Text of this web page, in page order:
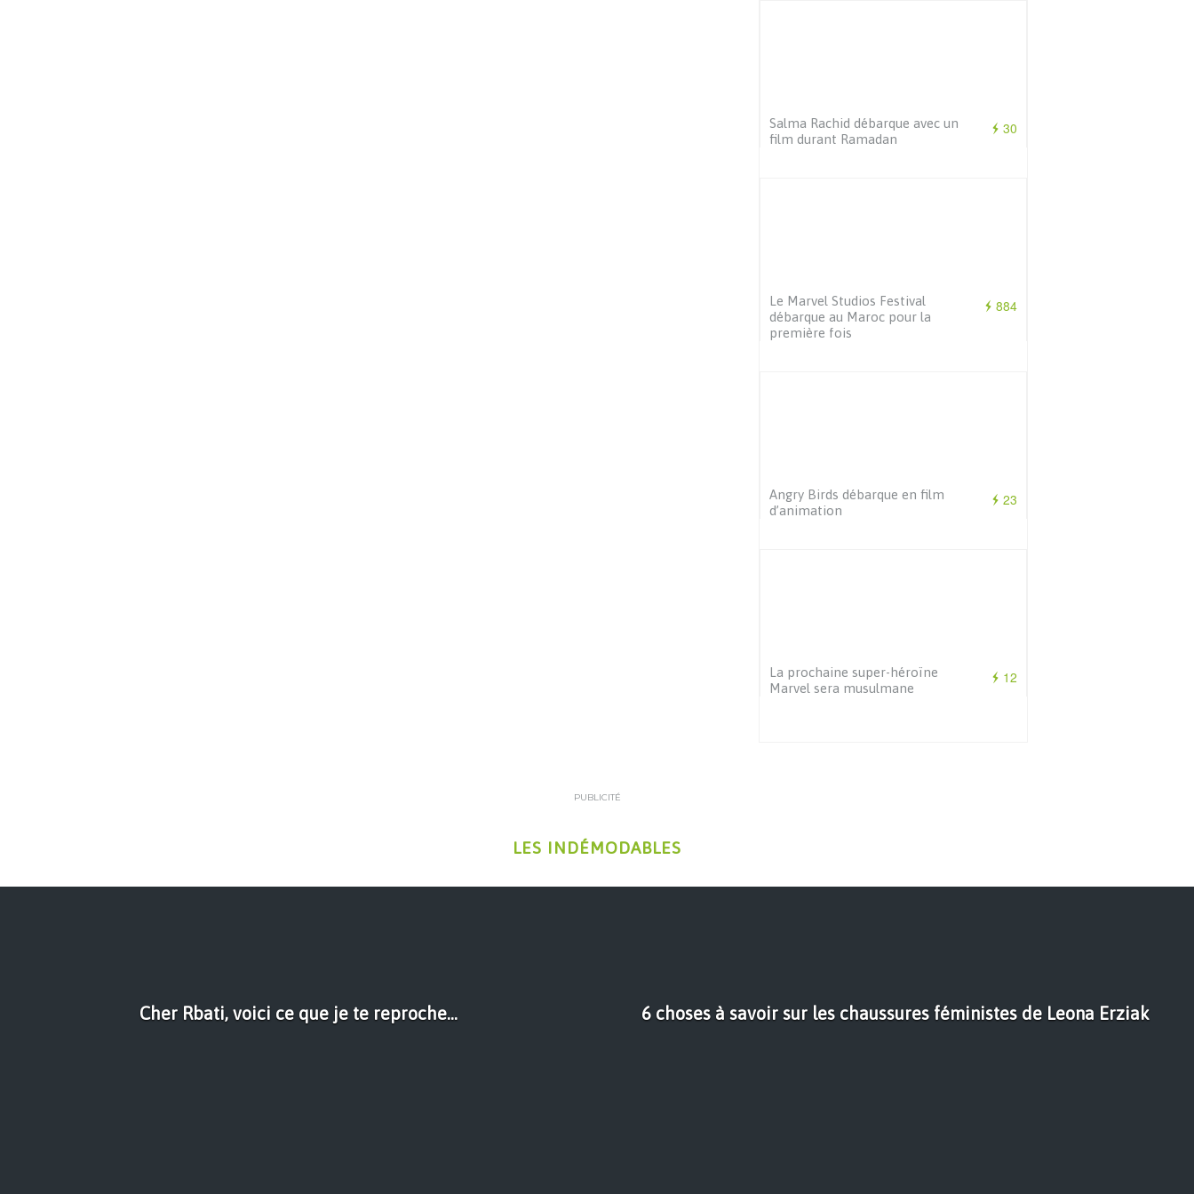
30
Salma Rachid débarque avec un
film durant Ramadan
884
Le Marvel Studios Festival
débarque au Maroc pour la
première fois
23
Angry Birds débarque en film
d’animation
12
La prochaine super-héroïne
Marvel sera musulmane
PUBLICITÉ
LES INDÉMODABLES
Cher Rbati, voici ce que je te reproche... 6 choses à savoir sur les chaussures féministes de Leona Erziak